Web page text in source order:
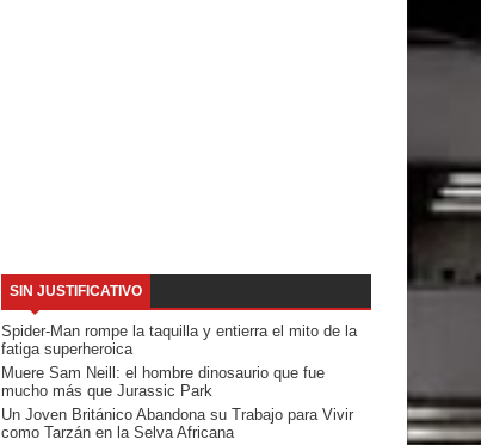
SIN JUSTIFICATIVO
Spider-Man rompe la taquilla y entierra el mito de la
fatiga superheroica
Muere Sam Neill: el hombre dinosaurio que fue
mucho más que Jurassic Park
Un Joven Británico Abandona su Trabajo para Vivir
como Tarzán en la Selva Africana